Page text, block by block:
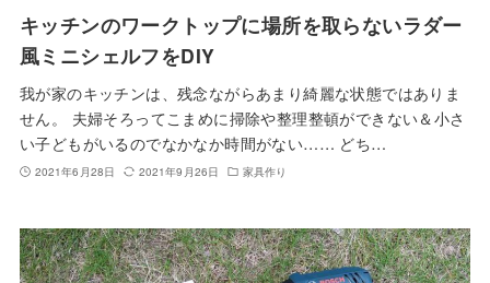
キッチンのワークトップに場所を取らないラダー
風ミニシェルフをDIY
我が家のキッチンは、残念ながらあまり綺麗な状態ではありま
せん。 夫婦そろってこまめに掃除や整理整頓ができない＆小さ
い子どもがいるのでなかなか時間がない…… どち…
2021年6月28日 2021年9月26日 家具作り